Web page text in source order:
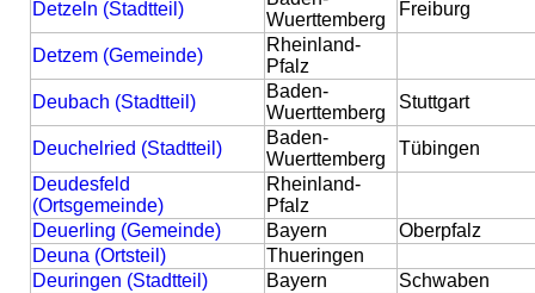
Detzeln (Stadtteil)
Wuerttemberg
Freiburg
Detzem (Gemeinde)
Rheinland-
Pfalz
Deubach (Stadtteil)
Baden-
Wuerttemberg
Stuttgart
Deuchelried (Stadtteil)
Baden-
Wuerttemberg
Tübingen
Deudesfeld
(Ortsgemeinde)
Rheinland-
Pfalz
Deuerling (Gemeinde)
Bayern
Oberpfalz
Deuna (Ortsteil)
Thueringen
Deuringen (Stadtteil)
Bayern
Schwaben